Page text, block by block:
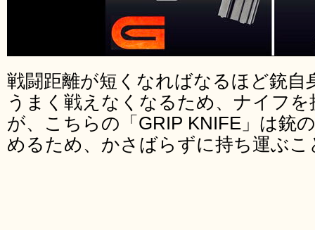
戦闘距離が短くなればなるほど銃自
うまく戦えなくなるため、ナイフ
が、こちらの「GRIP KNIFE」は銃
めるため、かさばらずに持ち運ぶこ